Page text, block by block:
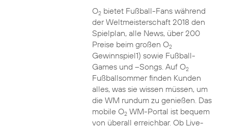
O2bietet Fußball-Fans während
der Weltmeisterschaft 2018 den
Spielplan, alle News, über 200
Preise beim großen O2
Gewinnspiel1) sowie Fußball-
Games und –Songs. Auf O2
Fußballsommer finden Kunden
alles, was sie wissen müssen, um
die WM rundum zu genießen. Das
mobile O2WM-Portal ist bequem
von überall erreichbar. Ob Live-